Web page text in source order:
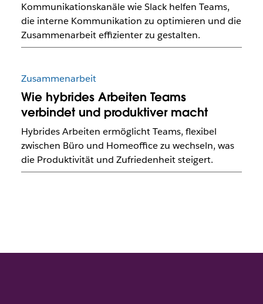
Kommunikationskanäle wie Slack helfen Teams,
die interne Kommunikation zu optimieren und die
Zusammenarbeit effizienter zu gestalten.
Zusammenarbeit
Wie hybrides Arbeiten Teams
verbindet und produktiver macht
Hybrides Arbeiten ermöglicht Teams, flexibel
zwischen Büro und Homeoffice zu wechseln, was
die Produktivität und Zufriedenheit steigert.